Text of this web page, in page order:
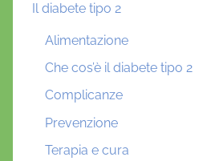
Il diabete tipo 2
Alimentazione
Che cos’è il diabete tipo 2
Complicanze
Prevenzione
Terapia e cura